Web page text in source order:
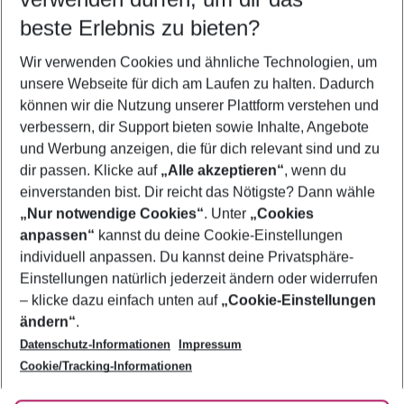
5-8 Nächte
2 Erwachsene Keine Kinder
Mehr Filter anzeigen
Footer
Footer navigation
Über uns
AGB
Bestpreisgarantie
Cookie-Einstellungen ändern
Cookie-Richtlinie
Agenturbetreuung
Barrierefreies Reisen
Folge uns
beste Erlebnis zu bieten?
Wir verwenden Cookies und ähnliche Technologien, um
unsere Webseite für dich am Laufen zu halten. Dadurch
können wir die Nutzung unserer Plattform verstehen und
verbessern, dir Support bieten sowie Inhalte, Angebote
und Werbung anzeigen, die für dich relevant sind und zu
dir passen. Klicke auf „Alle akzeptieren“, wenn du
einverstanden bist. Dir reicht das Nötigste? Dann wähle
„Nur notwendige Cookies“. Unter „Cookies
anpassen“ kannst du deine Cookie-Einstellungen
individuell anpassen. Du kannst deine Privatsphäre-
Einstellungen natürlich jederzeit ändern oder widerrufen
– klicke dazu einfach unten auf „Cookie-Einstellungen
ändern“.
Datenschutz-Informationen
Impressum
Cookie/Tracking-Informationen